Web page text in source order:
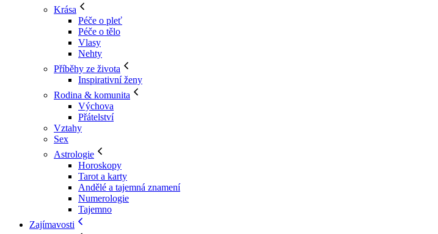
Krása
Péče o pleť
Péče o tělo
Vlasy
Nehty
Příběhy ze života
Inspirativní ženy
Rodina & komunita
Výchova
Přátelství
Vztahy
Sex
Astrologie
Horoskopy
Tarot a karty
Andělé a tajemná znamení
Numerologie
Tajemno
Zajímavosti